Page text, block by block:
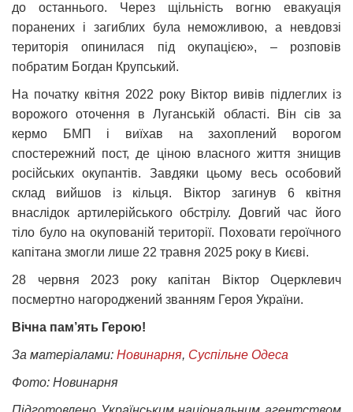
до останнього. Через щільність вогню евакуація
поранених і загиблих була неможливою, а невдовзі
територія опинилася під окупацією», – розповів
побратим Богдан Крупський.
На початку квітня 2022 року Віктор вивів підлеглих із
ворожого оточення в Луганській області. Він сів за
кермо БМП і виїхав на захоплений ворогом
спостережний пост, де ціною власного життя знищив
російських окупантів. Завдяки цьому весь особовий
склад вийшов із кільця. Віктор загинув 6 квітня
внаслідок артилерійського обстрілу. Довгий час його
тіло було на окупованій території. Поховати героїчного
капітана змогли лише 22 травня 2025 року в Києві.
28 червня 2023 року капітан Віктор Оцерклевич
посмертно нагороджений званням Героя України.
Вічна пам’ять Герою!
За матеріалами: Новинарня, Суспільне Одеса
Фото: Новинарня